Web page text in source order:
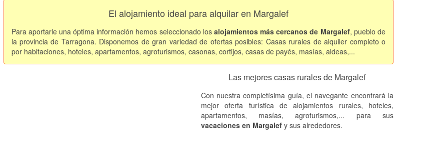
El alojamiento ideal para alquilar en Margalef
Para aportarle una óptima información hemos seleccionado los alojamientos más cercanos de Margalef, pueblo de
la provincia de Tarragona. Disponemos de gran variedad de ofertas posibles: Casas rurales de alquiler completo o
por habitaciones, hoteles, apartamentos, agroturismos, casonas, cortijos, casas de payés, masías, aldeas,...
Las mejores casas rurales de Margalef
Con nuestra completísima guía, el navegante encontrará la
mejor oferta turística de alojamientos rurales, hoteles,
apartamentos, masías, agroturismos,... para sus
vacaciones en Margalefy sus alrededores.